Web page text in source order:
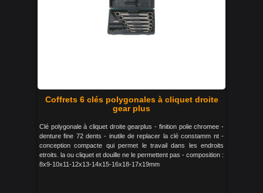
Coffrets 6 clés polygonales à cliquet droite
gear plus
Clé polygonale à cliquet droite gearplus - finition polie chromee -
denture fine 72 dents - inutile de replacer la clé constamm nt -
conception compacte qui permet le travail dans les endroits
etroits. la ou cliquet et douille ne le permettent pas - composition :
8x9-10x11-12x13-14x15-16x18-17x19mm